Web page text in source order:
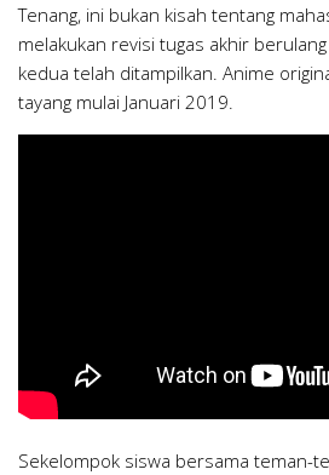
Tenang, ini bukan kisah tentang
melakukan revisi tugas akhir
kedua telah ditampilkan. Anime
tayang mulai Januari 2019.
Sekelompok siswa bersama teman-